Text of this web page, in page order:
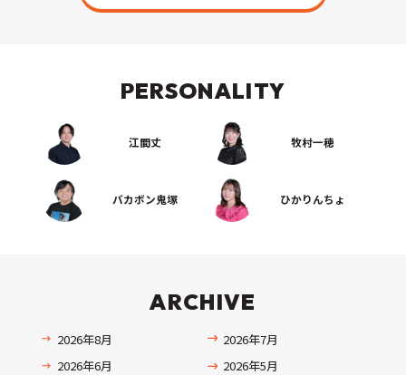
PERSONALITY
江間丈 牧村一穂
バカボン鬼塚 ひかりんちょ
ARCHIVE
2026年8月
2026年7月
2026年6月
2026年5月